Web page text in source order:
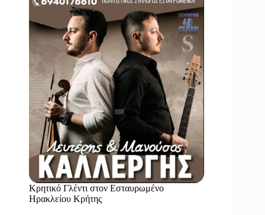
Κρητικό Γλέντι στον Εσταυρωμένο
Ηρακλείου Κρήτης